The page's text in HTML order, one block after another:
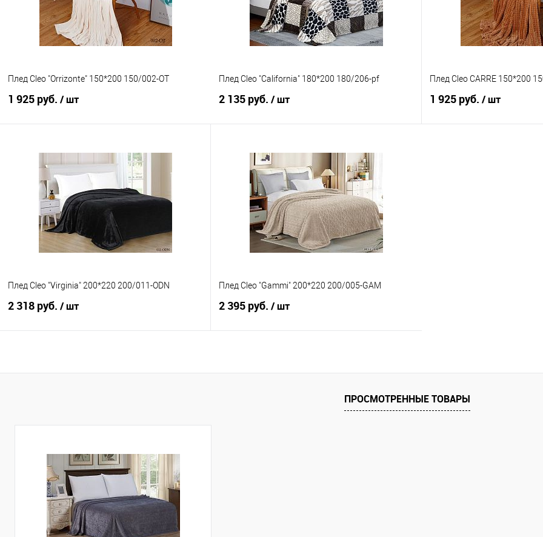
Плед Cleo "Orrizonte" 150*200 150/002-OT
1 925 руб. / шт
Купить в 1 клик
Сравнение
В избранное
В наличии
Плед Cleo "California" 180*200 180/206-pf
2 135 руб. / шт
Купить в 1 клик
Сравнение
В избранное
В наличии
Плед Cleo CARRE 150*200
1 925 руб. / шт
Плед Cleo "Virginia" 200*220 200/011-ODN
2 318 руб. / шт
Плед Cleo "Gammi" 200*220 200/005-GAM
2 395 руб. / шт
ПРОСМОТРЕННЫЕ ТОВАРЫ